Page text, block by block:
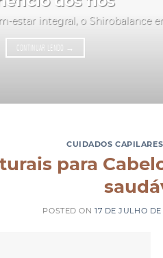
estar integral, o Shirobalance
CONTINUAR LENDO →
CUIDADOS CAPILARES
para
POSTED ON17 DE JULHO